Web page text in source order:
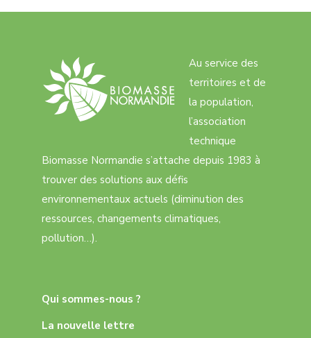
Au service des
territoires et de
la population,
l’association
technique
Biomasse Normandie s’attache depuis 1983 à
trouver des solutions aux défis
environnementaux actuels (diminution des
ressources, changements climatiques,
pollution…).
Qui sommes-nous ?
La nouvelle lettre